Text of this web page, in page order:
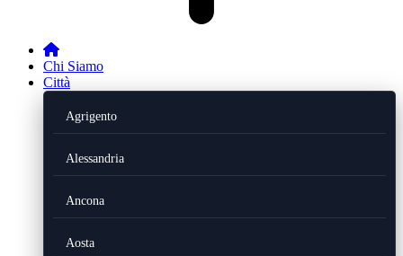
Chi Siamo
Città
Agrigento
Alessandria
Ancona
Aosta